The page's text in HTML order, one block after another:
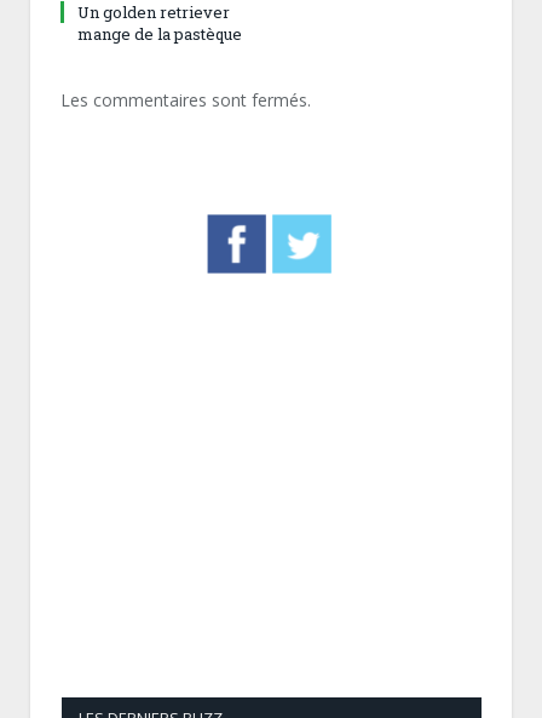
Un golden retriever
mange de la pastèque
Les commentaires sont fermés.